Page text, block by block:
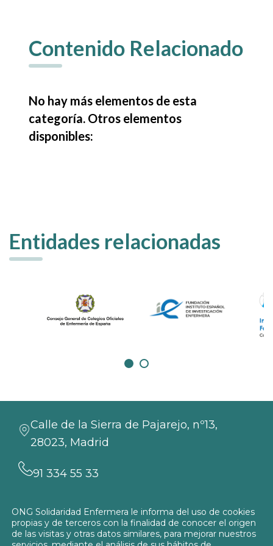
Contenido Relacionado
No hay más elementos de esta
categoría. Otros elementos
disponibles:
Entidades relacionadas
Calle de la Sierra de Pajarejo, nº13,
28023, Madrid
91 334 55 33
info@solidaridadenfermera.org
Contacta con nosotros
ONG Solidaridad Enfermera le informa del uso de cookies
propias y de terceros con la finalidad de conocer el origen
de las visitas y otras datos similares, para mejorar nuestros